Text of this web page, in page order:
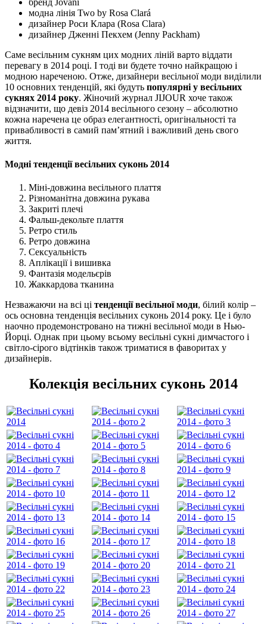
модна лінія Two by Rosa Clará
дизайнер Роси Клара (Rosa Clara)
дизайнер Дженні Пекхем (Jenny Packham)
Саме весільним сукням цих модних ліній варто віддати
перевагу в 2014 році. І тоді ви будете точно найкращою і
модною нареченою. Отже, дизайнери весільної моди виділили
10 основних тенденцій, які будуть популярні у весільних
сукнях 2014 року. Жіночий журнал JIJOUR хоче також
відзначити, що девіз 2014 весільного сезону – абсолютно
кожна наречена це образ елегантності, оригінальності та
привабливості в самий пам’ятний і важливий день свого
життя.
Модні тенденції весільних суконь 2014
Міні-довжина весільного плаття
Різноманітна довжина рукава
Закриті плечі
Фальш-декольте плаття
Ретро стиль
Ретро довжина
Сексуальність
Аплікації і вишивка
Фантазія модельєрів
Жаккардова тканина
Незважаючи на всі ці тенденції весільної моди, білий колір –
ось основна тенденція весільних суконь 2014 року. Це і було
наочно продемонстровано на тижні весільної моди в Нью-
Йорці. Однак при цьому всьому весільні сукні димчастого і
світло-сірого відтінків також триматися в фаворитах у
дизайнерів.
Колекція весільних суконь 2014